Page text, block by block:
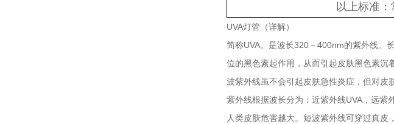
以上标准
UVA灯管（详解）
简称UVA。是波长320－400nm的紫外线。
位的黑色素起作用，从而引起皮肤黑色素沉
波紫外线虽不会引起皮肤急性炎症，但对皮
紫外线根据波长分为：近紫外线UVA，远紫
人类皮肤危害越大。短波紫外线可穿过真皮